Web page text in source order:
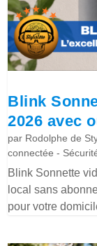
Blink
2026 avec
par Rodolphe de
connectée -
Blink Sonnette
local sans
pour votre